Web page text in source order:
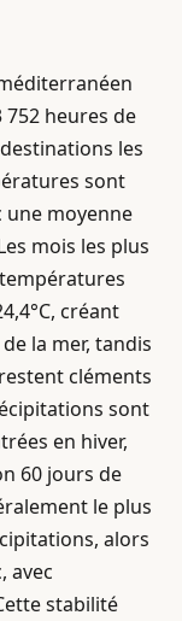
heures de
les
sont
une moyenne
mois les plus
créant
la mer, tandis
cléments
sont
en hiver,
60 jours de
le plus
alors
avec
stabilité